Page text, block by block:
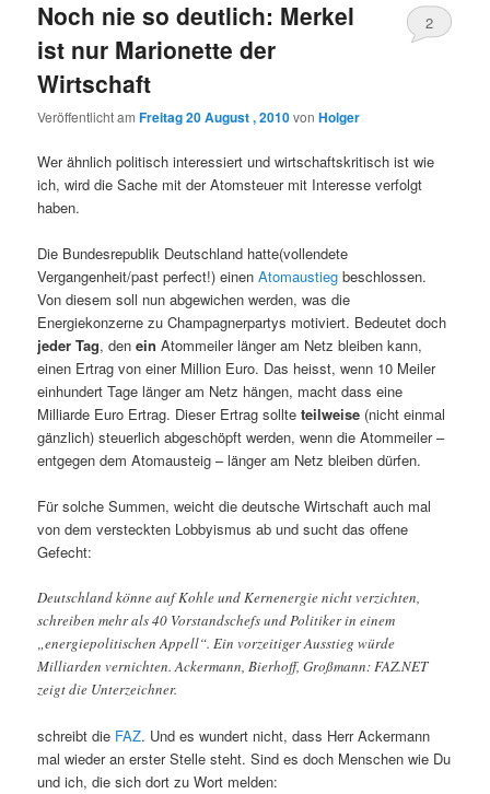
Noch nie so deutlich: Merkel
ist nur Marionette der
Wirtschaft
Veröffentlicht amFreitag 20 August , 2010vonHolger
2
Wer ähnlich politisch interessiert und wirtschaftskritisch ist wie
ich, wird die Sache mit der Atomsteuer mit Interesse verfolgt
haben.
Die Bundesrepublik Deutschland hatte(vollendete
Vergangenheit/past perfect!) einenAtomaustieg beschlossen.
Von diesem soll nun abgewichen werden, was die
Energiekonzerne zu Champagnerpartys motiviert. Bedeutet doch
jeder Tag, denein Atommeiler länger am Netz bleiben kann,
einen Ertrag von einer Million Euro. Das heisst, wenn 10 Meiler
einhundert Tage länger am Netz hängen, macht dass eine
Milliarde Euro Ertrag. Dieser Ertrag sollteteilweise (nicht einmal
gänzlich) steuerlich abgeschöpft werden, wenn die Atommeiler –
entgegen dem Atomausteig – länger am Netz bleiben dürfen.
Für solche Summen, weicht die deutsche Wirtschaft auch mal
von dem versteckten Lobbyismus ab und sucht das offene
Gefecht:
Deutschland könne auf Kohle und Kernenergie nicht verzichten,
schreiben mehr als 40 Vorstandschefs und Politiker in einem
„energiepolitischen Appell“. Ein vorzeitiger Ausstieg würde
Milliarden vernichten. Ackermann, Bierhoff, Großmann: FAZ.NET
zeigt die Unterzeichner.
schreibt die FAZ. Und es wundert nicht, dass Herr Ackermann
mal wieder an erster Stelle steht. Sind es doch Menschen wie Du
und ich, die sich dort zu Wort melden: